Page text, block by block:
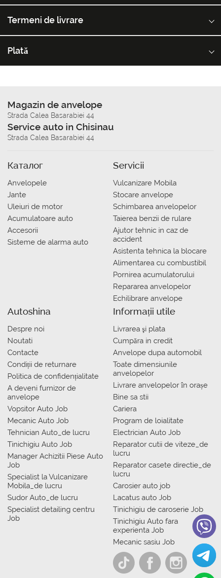
Termeni de livrare
Plată
Magazin de anvelope
Strada Calea Basarabiei 44
Service auto in Chisinau
Strada Calea Basarabiei 44
Каталог
Anvelopele
Jante
Uleiuri de motor
Acumulatoare auto
Accesorii
Sisteme de alarma auto
Servicii
Vulcanizare Mobila
Stocare anvelope
Schimbarea anvelopelor
Taierea benzii de rulare
Ajutor tehnic in caz de
accident
Asistenta tehnica la blocare
Alimentarea cu combustibil
Pornirea acumulatorului
Repararea anvelopelor
Echilibrare anvelope
Autoshina
Despre noi
Noutati
Contacte
Condiții de returnare
Politica de confidențialitate
A deveni furnizor de
anvelope
Vopsitor Auto Job
Mecanic Auto Job
Tehnician Auto_de lucru
Tinichigiu Auto Job
Manager Achizitii Piese Auto
Job
Specialist la Vulcanizare
Mobila_de lucru
Sudor Auto_de lucru
Specialist detailing centru
Job
Informații utile
Livrarea şi plata
Сumpăra in credit
Anvelope dupa automobil
Toate dimensiunile
anvelopelor
Livrare anvelopelor în orașe
Bine sa stii
Cariera
Program de loialitate
Electrician Auto Job
Reparator cutii de viteze_de
lucru
Reparator casete directie_de
lucru
Carosier auto job
Lacatus auto Job
Tinichigiu de caroserie Job
Tinichigiu Auto fara
experienta Job
Mecanic sasiu Job